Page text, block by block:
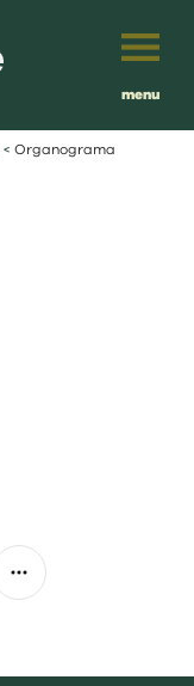
menu
Português
< Organograma